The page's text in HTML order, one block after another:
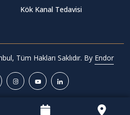
Kök Kanal Tedavisi
Tüm Hakları Saklıdır. By Endor